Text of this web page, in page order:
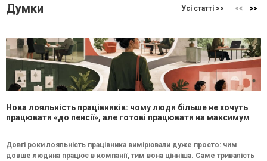
Думки Усі статті >>
Нова лояльність працівників: чому люди більше не хочуть
працювати «до пенсії», але готові працювати на максимум
Довгі роки лояльність працівника вимірювали дуже просто: чим
довше людина працює в компанії, тим вона цінніша. Саме тривалість